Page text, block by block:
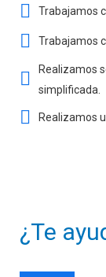
Trabajamos
Trabajamos
Realizamos
simplificada.
Realizamos
¿Te